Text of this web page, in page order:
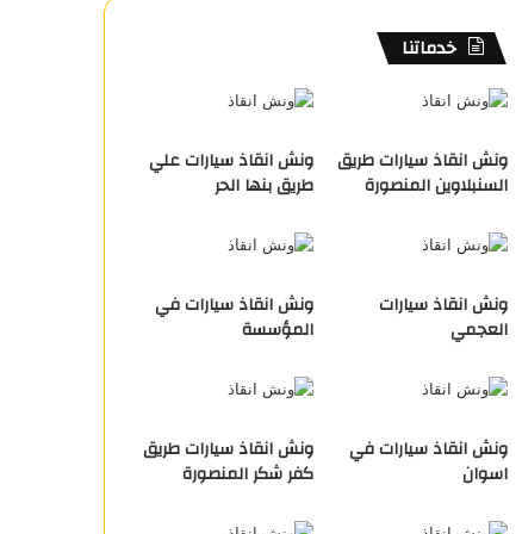
خدماتنا
ونش انقاذ سيارات طريق
السنبلاوين المنصورة
ونش انقاذ سيارات علي
طريق بنها الحر
ونش انقاذ سيارات
العجمي
ونش انقاذ سيارات في
المؤسسة
ونش انقاذ سيارات في
اسوان
ونش انقاذ سيارات طريق
كفر شكر المنصورة